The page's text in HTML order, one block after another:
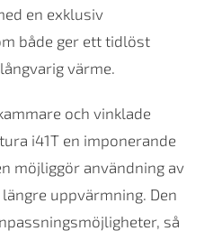
en exklusiv
både ger ett tidlöst
värme.
och vinklade
i41T en imponerande
möjliggör användning av
uppvärmning. Den
så